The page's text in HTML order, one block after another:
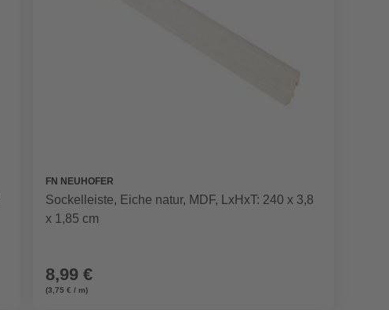
FN NEUHOFER
Sockelleiste, Eiche natur, MDF, LxHxT: 240 x 3,8
x 1,85 cm
8,99 €
(3,75 € / m)